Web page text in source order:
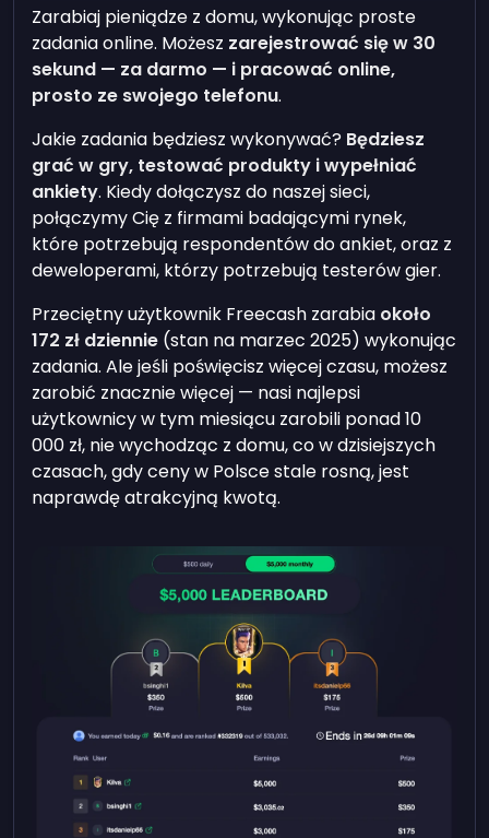
Zarabiaj pieniądze z domu, wykonując proste
zadania online. Możesz zarejestrować się w 30
sekund — za darmo — i pracować online,
prosto ze swojego telefonu.
Jakie zadania będziesz wykonywać? Będziesz
grać w gry, testować produkty i wypełniać
ankiety. Kiedy dołączysz do naszej sieci,
połączymy Cię z firmami badającymi rynek,
które potrzebują respondentów do ankiet, oraz z
deweloperami, którzy potrzebują testerów gier.
Przeciętny użytkownik Freecash zarabia około
172 zł dziennie (stan na marzec 2025) wykonując
zadania. Ale jeśli poświęcisz więcej czasu, możesz
zarobić znacznie więcej — nasi najlepsi
użytkownicy w tym miesiącu zarobili ponad 10
000 zł, nie wychodząc z domu, co w dzisiejszych
czasach, gdy ceny w Polsce stale rosną, jest
naprawdę atrakcyjną kwotą.